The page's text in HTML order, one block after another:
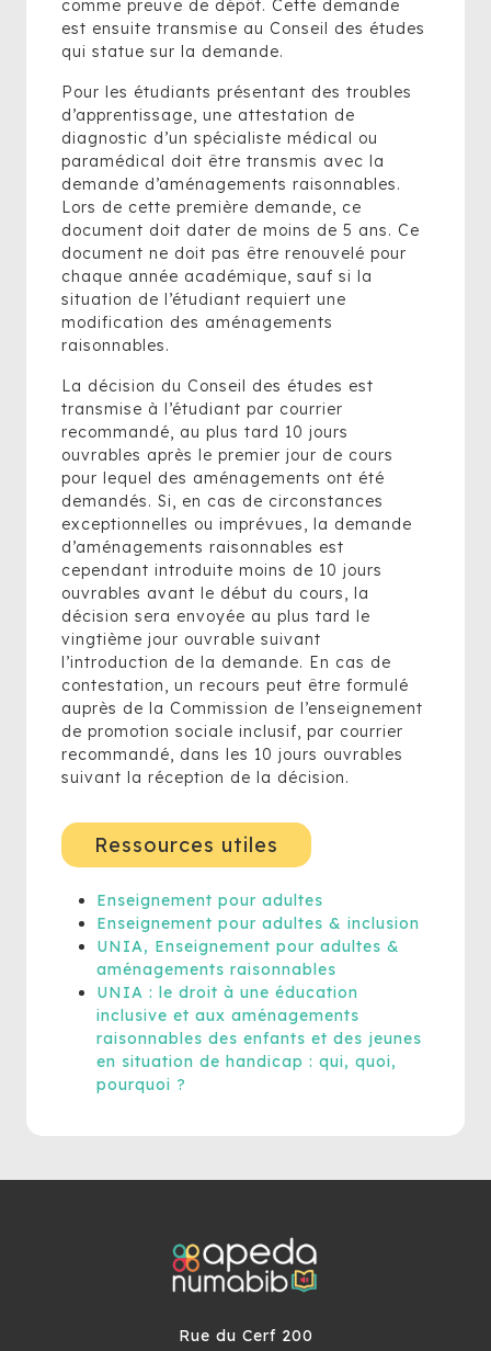
comme preuve de dépôt. Cette demande
est ensuite transmise au Conseil des études
qui statue sur la demande.
Pour les étudiants présentant des troubles
d’apprentissage, une attestation de
diagnostic d’un spécialiste médical ou
paramédical doit être transmis avec la
demande d’aménagements raisonnables.
Lors de cette première demande, ce
document doit dater de moins de 5 ans. Ce
document ne doit pas être renouvelé pour
chaque année académique, sauf si la
situation de l’étudiant requiert une
modification des aménagements
raisonnables.
La décision du Conseil des études est
transmise à l’étudiant par courrier
recommandé, au plus tard 10 jours
ouvrables après le premier jour de cours
pour lequel des aménagements ont été
demandés. Si, en cas de circonstances
exceptionnelles ou imprévues, la demande
d’aménagements raisonnables est
cependant introduite moins de 10 jours
ouvrables avant le début du cours, la
décision sera envoyée au plus tard le
vingtième jour ouvrable suivant
l’introduction de la demande. En cas de
contestation, un recours peut être formulé
auprès de la Commission de l’enseignement
de promotion sociale inclusif, par courrier
recommandé, dans les 10 jours ouvrables
suivant la réception de la décision.
Ressources utiles
Enseignement pour adultes
Enseignement pour adultes & inclusion
UNIA, Enseignement pour adultes &
aménagements raisonnables
UNIA : le droit à une éducation
inclusive et aux aménagements
raisonnables des enfants et des jeunes
en situation de handicap : qui, quoi,
pourquoi ?
Rue du Cerf 200